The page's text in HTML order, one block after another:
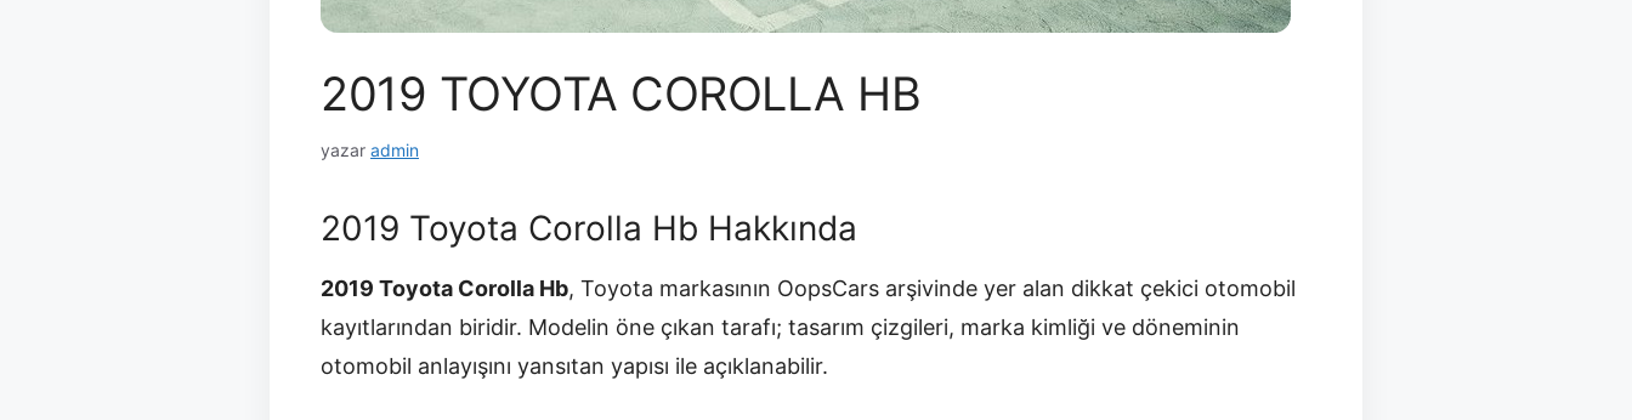
2019 TOYOTA COROLLA HB
yazar admin
2019 Toyota Corolla Hb Hakkında
2019 Toyota Corolla Hb, Toyota markasının OopsCars arşivinde yer alan dikkat çekici otomobil
kayıtlarından biridir. Modelin öne çıkan tarafı; tasarım çizgileri, marka kimliği ve döneminin
otomobil anlayışını yansıtan yapısı ile açıklanabilir.